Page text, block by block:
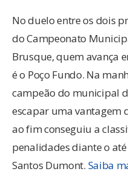
No duelo entre os dois
do Campeonato
Brusque, quem avança
é o Poço Fundo. Na
campeão do municipal
escapar uma vantagem
ao fim conseguiu a
penalidades diante o
Santos Dumont. Saiba